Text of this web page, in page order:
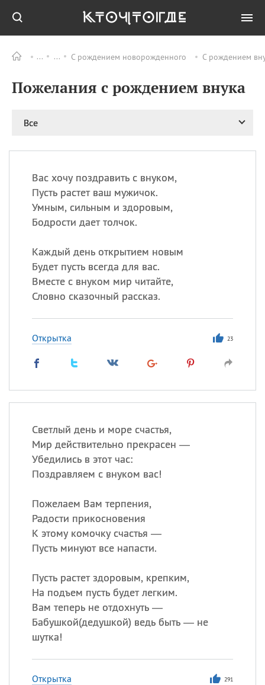
С рождением новорожденного С рождением
Пожелания с рождением внука
Все
Вас хочу поздравить с внуком,
Пусть растет ваш мужичок.
Умным, сильным и здоровым,
Бодрости дает толчок.
Каждый день открытием новым
Будет пусть всегда для вас.
Вместе с внуком мир читайте,
Словно сказочный рассказ.
Открытка 23
Светлый день и море счастья,
Мир действительно прекрасен —
Убедились в этот час:
Поздравляем с внуком вас!
Пожелаем Вам терпения,
Радости прикосновения
К этому комочку счастья —
Пусть минуют все напасти.
Пусть растет здоровым, крепким,
На подъем пусть будет легким.
Вам теперь не отдохнуть —
Бабушкой(дедушкой) ведь быть — не
шутка!
Открытка 291
ПРАЗДНИКИ Все
09.08 День памяти жертв
Национальный день
рисового пудинга
09.08
День Дымняшки
ИМЕНА
Сегодня празднуют именины
происхождение